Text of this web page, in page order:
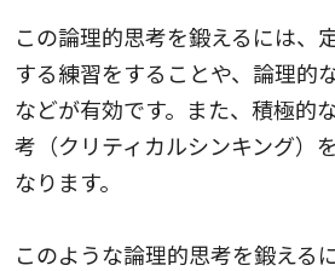
この論理的思考を鍛えるには、
する練習をすることや、論理的
などが有効です。また、積極的
考（クリティカルシンキング）
なります。
このような論理的思考を鍛える